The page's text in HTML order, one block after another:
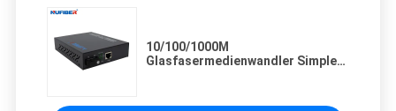
10/100/1000M
Glasfasermedienwandler Simplex